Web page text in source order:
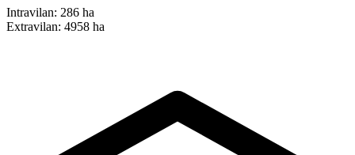
Intravilan: 286 ha
Extravilan: 4958 ha